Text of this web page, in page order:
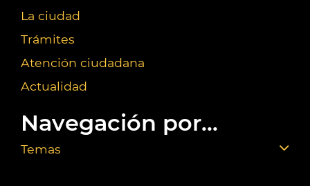
La ciudad
Trámites
Atención ciudadana
Actualidad
Navegación por...
Temas